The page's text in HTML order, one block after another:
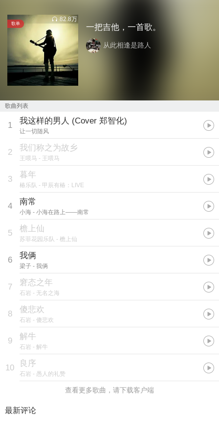
歌单
82.8万
一把吉他，一首歌。
从此相逢是路人
歌曲列表
1 我这样的男人 (Cover 郑智化)
让一切随风
2 我们称之为故乡
王喂马 - 王喂马
3 暮年
椿乐队 - 甲辰有椿：LIVE
4 南常
小海 - 小海在路上——南常
5 檐上仙
苏菲花园乐队 - 檐上仙
6 我俩
梁子 - 我俩
7 窘态之年
石岩 - 无名之海
8 傻悲欢
石岩 - 傻悲欢
9 解牛
石岩 - 解牛
10 良序
石岩 - 愚人的礼赞
查看更多歌曲，请下载客户端
最新评论